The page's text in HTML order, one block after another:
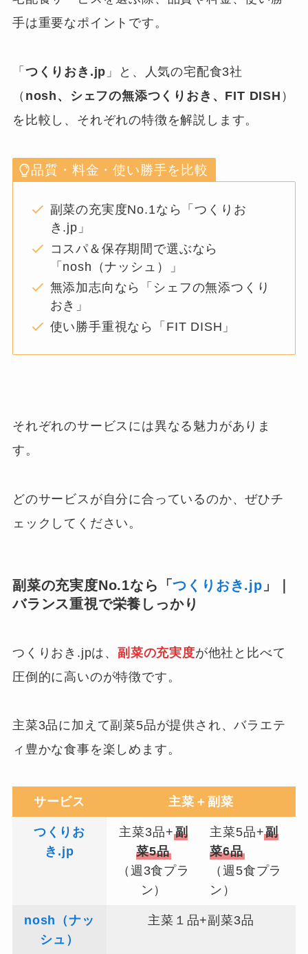
手は重要なポイントです。
「 つくりおき.jp 」と、人気の宅配食3社
（ nosh、シェフの無添つくりおき、FIT DISH ）
を比較し、それぞれの特徴を解説します。
品質・料金・使い勝手を比較
副菜の充実度No.1なら「つくりお
き.jp」
コスパ＆保存期間で選ぶなら
「nosh（ナッシュ）」
無添加志向なら「シェフの無添つくり
おき」
使い勝手重視なら「FIT DISH」
それぞれのサービスには異なる魅力がありま
す。
どのサービスが自分に合っているのか、ぜひチ
ェックしてください。
副菜の充実度No.1なら「つくりおき.jp 」｜
バランス重視で栄養しっかり
つくりおき.jpは、 副菜の充実度が他社と比べて
圧倒的に高いのが特徴です。
主菜3品に加えて副菜5品が提供され、バラエテ
ィ豊かな食事を楽しめます。
サービス 主菜＋副菜
つくりお
き.jp
主菜3品+副
菜5品
（週3食プラ
ン）
主菜5品+副
菜6品
（週5食プラ
ン）
nosh（ナッ
シュ）
主菜１品+副菜3品